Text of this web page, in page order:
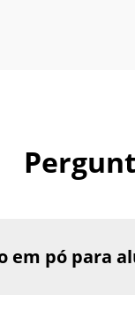
em pó para